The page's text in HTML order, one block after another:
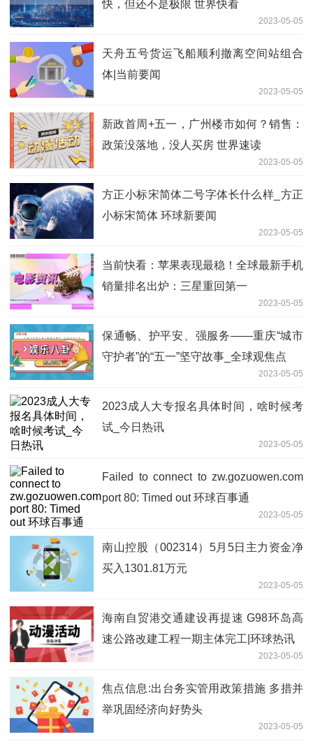
快，但还不是极限 世界快看
2023-05-05
天舟五号货运飞船顺利撤离空间站组合
体|当前要闻
2023-05-05
新政首周+五一，广州楼市如何？销售：
政策没落地，没人买房 世界速读
2023-05-05
方正小标宋简体二号字体长什么样_方正
小标宋简体 环球新要闻
2023-05-05
当前快看：苹果表现最稳！全球最新手机
销量排名出炉：三星重回第一
2023-05-05
保通畅、护平安、强服务——重庆“城市
守护者”的“五一”坚守故事_全球观焦点
2023-05-05
2023成人大专报名具体时间，啥时候考
试_今日热讯
2023-05-05
Failed to connect to zw.gozuowen.com
port 80: Timed out 环球百事通
2023-05-05
南山控股（002314）5月5日主力资金净
买入1301.81万元
2023-05-05
海南自贸港交通建设再提速 G98环岛高
速公路改建工程一期主体完工|环球热讯
2023-05-05
焦点信息:出台务实管用政策措施 多措并
举巩固经济向好势头
2023-05-05